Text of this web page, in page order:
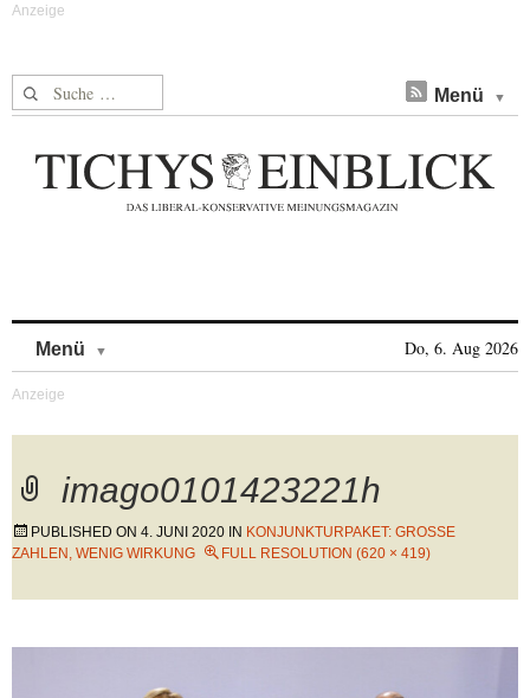
Suche nach: Menü
Menü Do, 6. Aug 2026
imago0101423221h
PUBLISHED ON 4. JUNI 2020 IN KONJUNKTURPAKET: GROSSE Z
AHLEN, WENIG WIRKUNG
FULL RESOLUTION (620 × 419)